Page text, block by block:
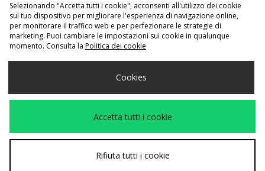
Scegli Il Tuo Paese
Accettiamo i seguenti metodi di pagamento
Visita il nostro sito aziendale a
www.jdplc.com
Selezionando "Accetta tutti i cookie", acconsenti all'utilizzo dei cookie
sul tuo dispositivo per migliorare l'esperienza di navigazione online,
per monitorare il traffico web e per perfezionare le strategie di
marketing. Puoi cambiare le impostazioni sui cookie in qualunque
momento. Consulta la Politica dei cookie
Cookies
Accetta tutti i cookie
Rifiuta tutti i cookie